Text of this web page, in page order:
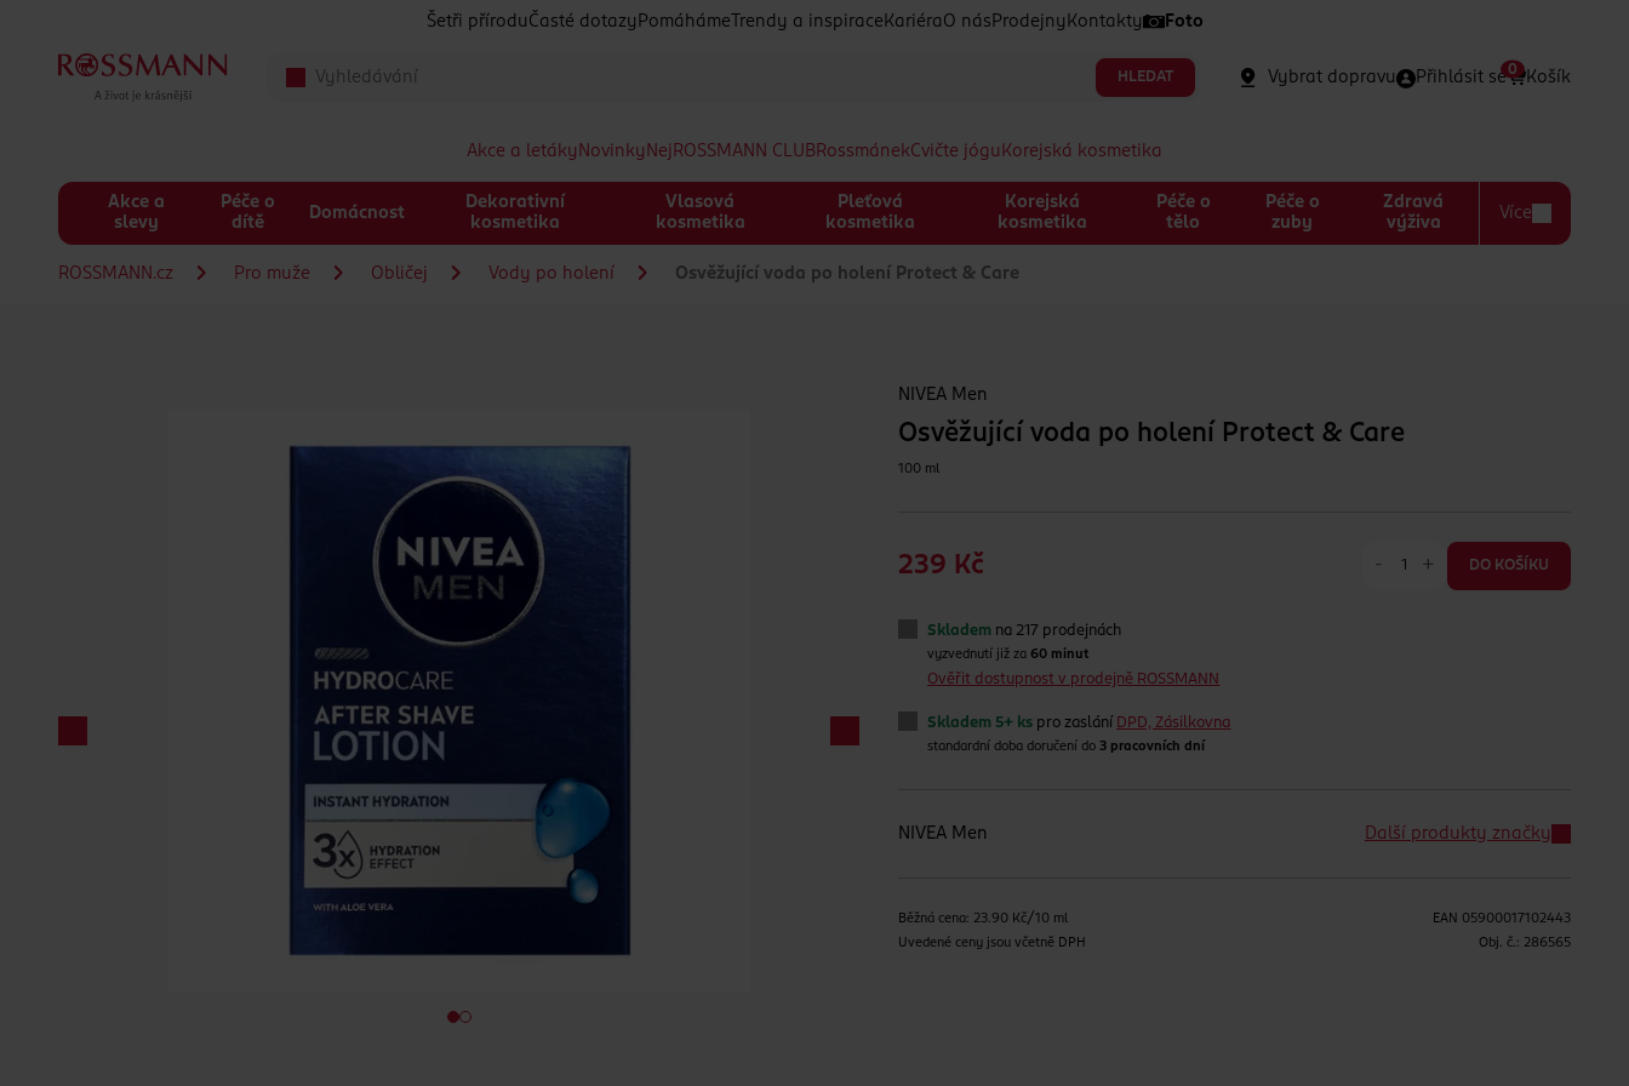
Šetři přírodu Časté dotazy Pomáháme Trendy a inspirace Kariéra O nás Prodejny Kontakty Foto
HLEDAT Vybrat dopravu Přihlásit se Košík
0
Akce a letáky Novinky Nej ROSSMANN CLUBRossmánekCvičte jógu Korejská kosmetika
Akce a
slevy
Péče o
dítě
Domácnost
Dekorativní
kosmetika
Vlasová
kosmetika
Pleťová
kosmetika
Korejská
kosmetika
Péče o
tělo
Péče o
zuby
Zdravá
výživa
Více
ROSSMANN.cz Pro muže Obličej Vody po holení Osvěžující voda po holení Protect & Care
NIVEA Men
Osvěžující voda po holení Protect & Care
100 ml
239 Kč - + DO KOŠÍKU
Skladem na 217 prodejnách
vyzvednutí již za60 minut
Ověřit dostupnost v prodejně ROSSMANN
Skladem 5+ ks pro zaslání DPD, Zásilkovna
standardní doba doručení do 3 pracovních dní
NIVEA Men Další produkty značky
Běžná cena: 23.90 Kč/10 ml
Uvedené ceny jsou včetně DPH
EAN 05900017102443
Obj. č.: 286565